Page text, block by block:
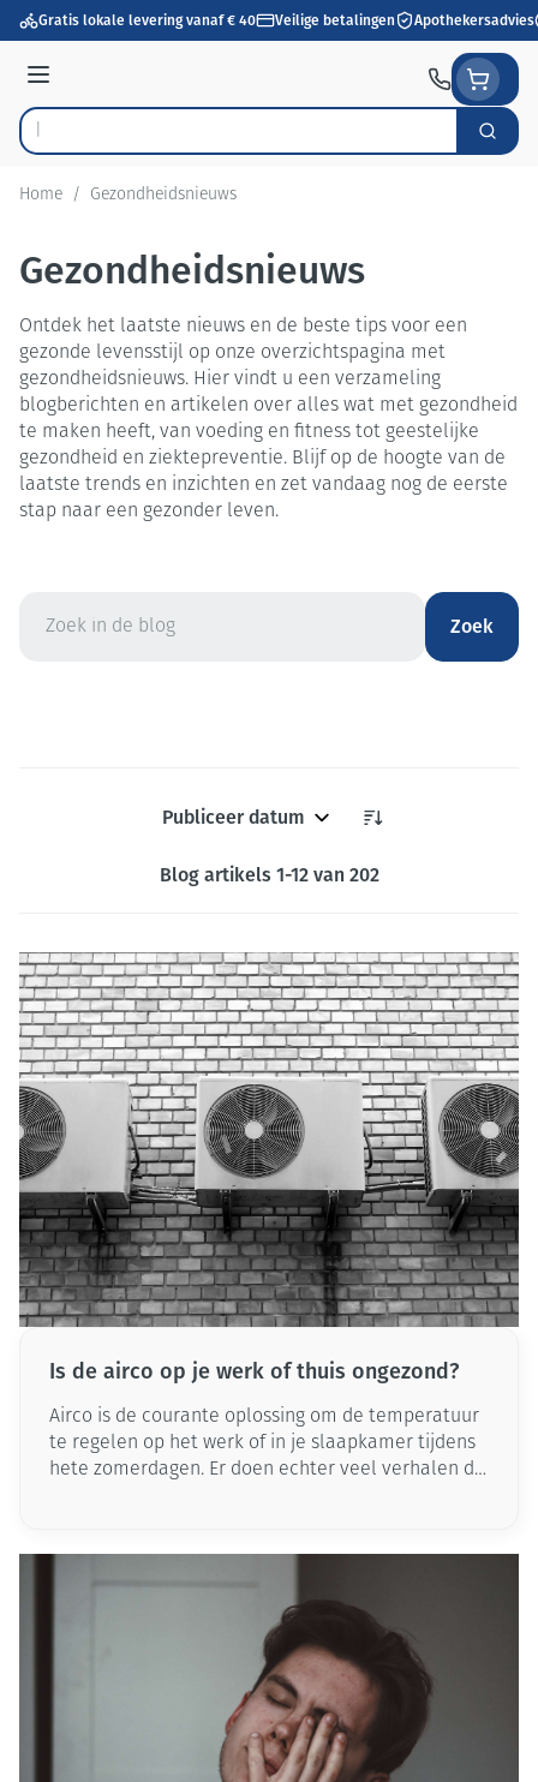
Ga naar de inhoud
Gratis lokale levering vanaf € 40 Veilige betalingen Apothekersadvies
Menu
Product, merk, categorie... Zoek
Home / Gezondheidsnieuws
Gezondheidsnieuws
Ontdek het laatste nieuws en de beste tips voor een
gezonde levensstijl op onze overzichtspagina met
gezondheidsnieuws. Hier vindt u een verzameling
blogberichten en artikelen over alles wat met gezondheid
te maken heeft, van voeding en fitness tot geestelijke
gezondheid en ziektepreventie. Blijf op de hoogte van de
laatste trends en inzichten en zet vandaag nog de eerste
stap naar een gezonder leven.
Zoek
Blog artikels 1-12van 202
Is de airco op je werk of thuis ongezond?
Airco is de courante oplossing om de temperatuur
te regelen op het werk of in je slaapkamer tijdens
hete zomerdagen. Er doen echter veel verhalen de